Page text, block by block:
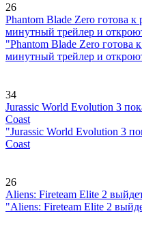
26
Phantom Blade Zero готова к
минутный трейлер и
"Phantom Blade Zero готова
минутный трейлер и
34
Jurassic World Evolution 3
Coast
"Jurassic World Evolution 3
Coast
26
Aliens: Fireteam Elite 2
"Aliens: Fireteam Elite 2